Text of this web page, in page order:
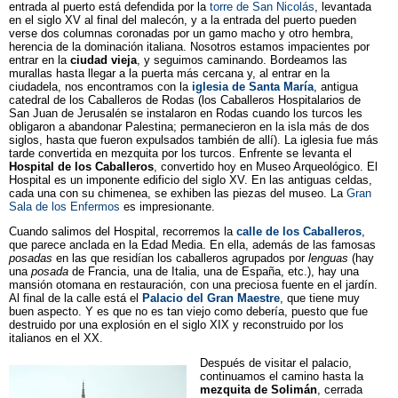
entrada al puerto está defendida por la torre de San Nicolás , levantada
en el siglo XV al final del malecón, y a la entrada del puerto pueden
verse dos columnas coronadas por un gamo macho y otro hembra,
herencia de la dominación italiana. Nosotros estamos impacientes por
entrar en la ciudad vieja , y seguimos caminando. Bordeamos las
murallas hasta llegar a la puerta más cercana y, al entrar en la
ciudadela, nos encontramos con la iglesia de Santa María , antigua
catedral de los Caballeros de Rodas (los Caballeros Hospitalarios de
San Juan de Jerusalén se instalaron en Rodas cuando los turcos les
obligaron a abandonar Palestina; permanecieron en la isla más de dos
siglos, hasta que fueron expulsados también de allí). La iglesia fue más
tarde convertida en mezquita por los turcos. Enfrente se levanta el
Hospital de los Caballeros , convertido hoy en Museo Arqueológico. El
Hospital es un imponente edificio del siglo XV. En las antiguas celdas,
cada una con su chimenea, se exhiben las piezas del museo. La Gran
Sala de los Enfermos es impresionante.
Cuando salimos del Hospital, recorremos la calle de los Caballeros,
que parece anclada en la Edad Media. En ella, además de las famosas
posadas en las que residían los caballeros agrupados por lenguas (hay
una posada de Francia, una de Italia, una de España, etc.), hay una
mansión otomana en restauración, con una preciosa fuente en el jardín.
Al final de la calle está el Palacio del Gran Maestre, que tiene muy
buen aspecto. Y es que no es tan viejo como debería, puesto que fue
destruido por una explosión en el siglo XIX y reconstruido por los
italianos en el XX.
Después de visitar el palacio,
continuamos el camino hasta la
mezquita de Solimán, cerrada